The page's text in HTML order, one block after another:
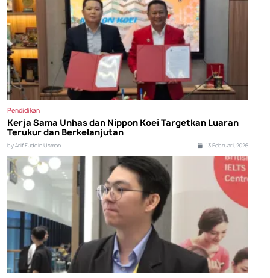
Pendidikan
Kerja Sama Unhas dan Nippon Koei Targetkan Luaran
Terukur dan Berkelanjutan
by Arif Fuddin Usman 13 Februari, 2026